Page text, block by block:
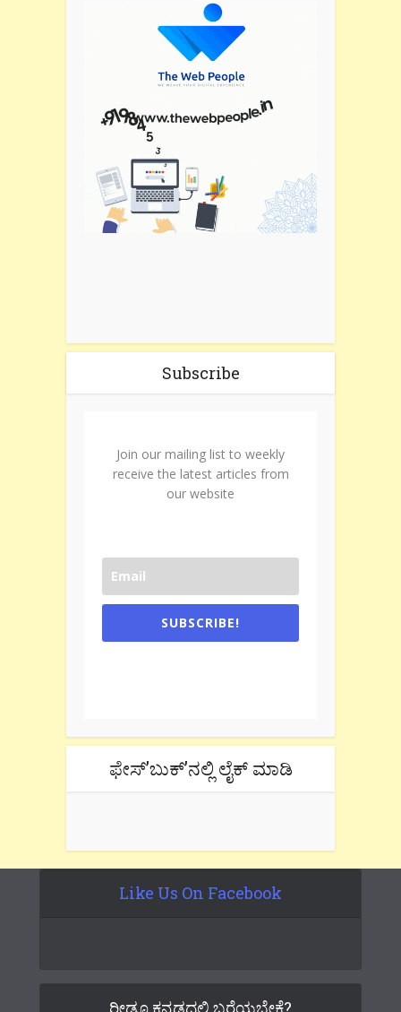
Subscribe
Join our mailing list to weekly
receive the latest articles from
our website
SUBSCRIBE!
ಫೇಸ್’ಬುಕ್’ನಲ್ಲಿ ಲೈಕ್ ಮಾಡಿ
Like Us On Facebook
ರೀಡೂ ಕನ್ನಡದಲ್ಲಿ ಬರೆಯಬೇಕೆ?